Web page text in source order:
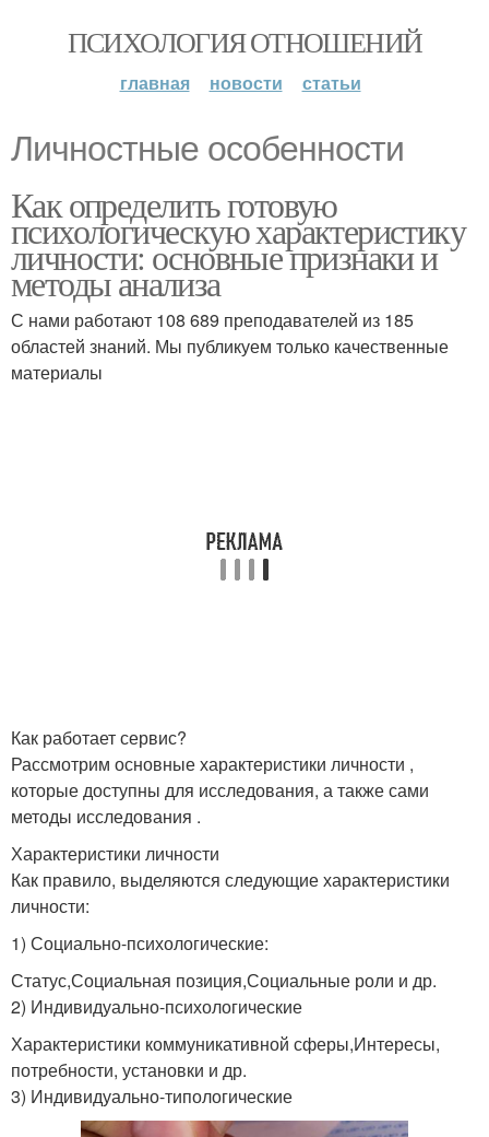
ПСИХОЛОГИЯ ОТНОШЕНИЙ
главная новости статьи
Личностные особенности
Как определить готовую
психологическую характеристику
личности: основные признаки и
методы анализа
С нами работают 108 689 преподавателей из 185
областей знаний. Мы публикуем только качественные
материалы
Как работает сервис?
Рассмотрим основные характеристики личности ,
которые доступны для исследования, а также сами
методы исследования .
Характеристики личности
Как правило, выделяются следующие характеристики
личности:
1) Социально-психологические:
Статус,Социальная позиция,Социальные роли и др.
2) Индивидуально-психологические
Характеристики коммуникативной сферы,Интересы,
потребности, установки и др.
3) Индивидуально-типологические